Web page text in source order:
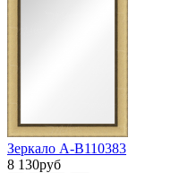
Зеркало А-В110383
8 130руб